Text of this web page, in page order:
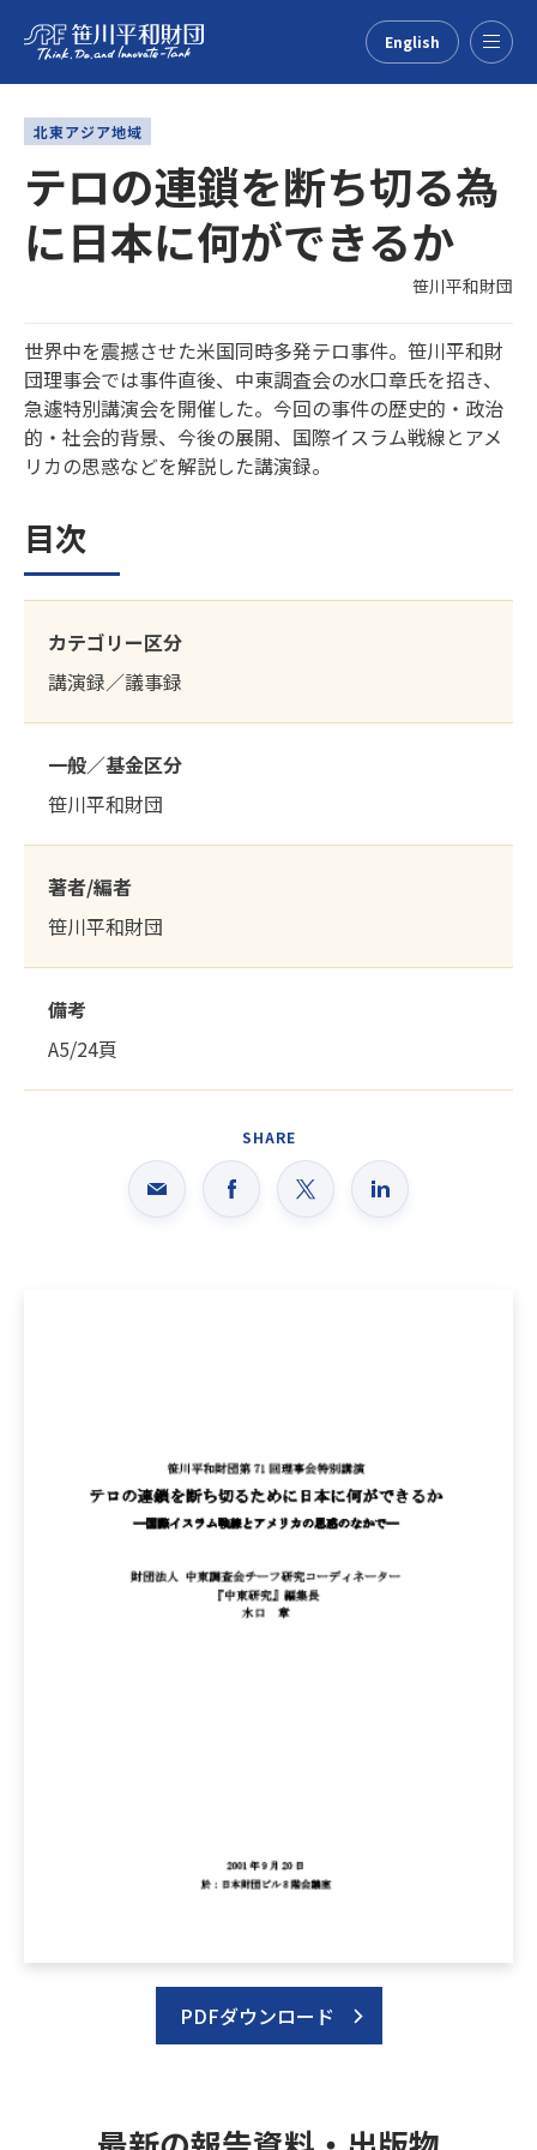
English
北東アジア地域
テロの連鎖を断ち切る為
に日本に何ができるか
笹川平和財団
世界中を震撼させた米国同時多発テロ事件。笹川平和財
団理事会では事件直後、中東調査会の水口章氏を招き、
急遽特別講演会を開催した。今回の事件の歴史的・政治
的・社会的背景、今後の展開、国際イスラム戦線とアメ
リカの思惑などを解説した講演録。
目次
カテゴリー区分
講演録／議事録
一般／基金区分
笹川平和財団
著者/編者
笹川平和財団
備考
A5/24頁
SHARE
PDFダウンロード